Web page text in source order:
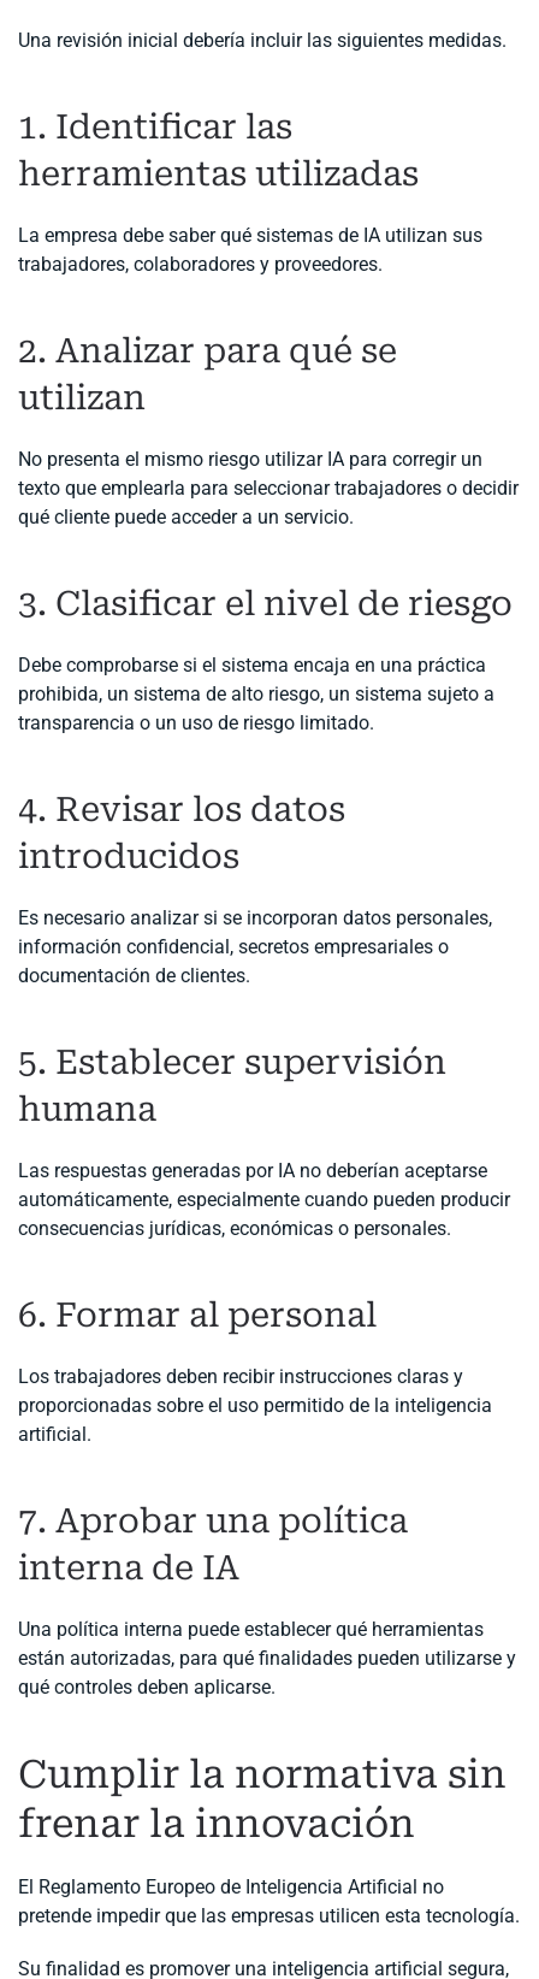
Una revisión inicial debería incluir las siguientes medidas.
1. Identificar las
herramientas utilizadas
La empresa debe saber qué sistemas de IA utilizan sus
trabajadores, colaboradores y proveedores.
2. Analizar para qué se
utilizan
No presenta el mismo riesgo utilizar IA para corregir un
texto que emplearla para seleccionar trabajadores o decidir
qué cliente puede acceder a un servicio.
3. Clasificar el nivel de riesgo
Debe comprobarse si el sistema encaja en una práctica
prohibida, un sistema de alto riesgo, un sistema sujeto a
transparencia o un uso de riesgo limitado.
4. Revisar los datos
introducidos
Es necesario analizar si se incorporan datos personales,
información confidencial, secretos empresariales o
documentación de clientes.
5. Establecer supervisión
humana
Las respuestas generadas por IA no deberían aceptarse
automáticamente, especialmente cuando pueden producir
consecuencias jurídicas, económicas o personales.
6. Formar al personal
Los trabajadores deben recibir instrucciones claras y
proporcionadas sobre el uso permitido de la inteligencia
artificial.
7. Aprobar una política
interna de IA
Una política interna puede establecer qué herramientas
están autorizadas, para qué finalidades pueden utilizarse y
qué controles deben aplicarse.
Cumplir la normativa sin
frenar la innovación
El Reglamento Europeo de Inteligencia Artificial no
pretende impedir que las empresas utilicen esta tecnología.
Su finalidad es promover una inteligencia artificial segura,